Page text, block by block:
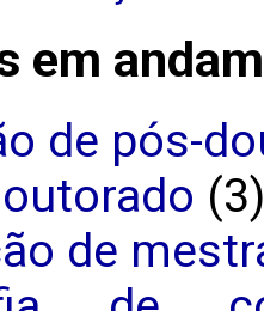
em
de pós-
(3)
de